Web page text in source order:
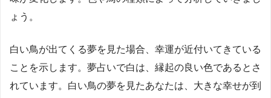
ょう。
白い鳥が出てくる夢を見た場合、幸運が近付いてきている
ことを示します。夢占いで白は、縁起の良い色であるとさ
れています。白い鳥の夢を見たあなたは、大きな幸せが到